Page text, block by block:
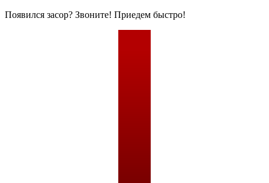
Появился засор? Звоните! Приедем быстро!